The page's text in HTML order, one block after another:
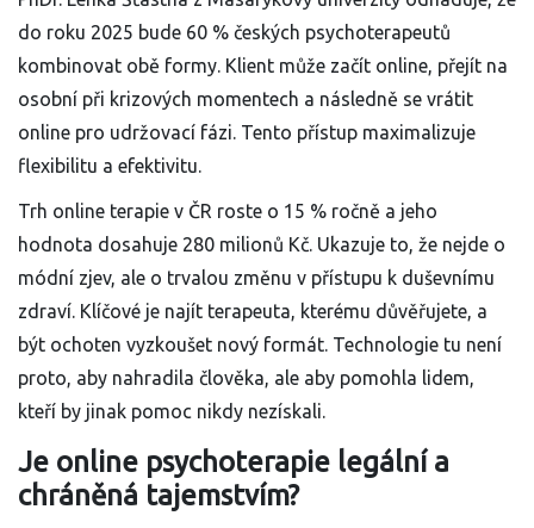
do roku 2025 bude 60 % českých psychoterapeutů
kombinovat obě formy. Klient může začít online, přejít na
osobní při krizových momentech a následně se vrátit
online pro udržovací fázi. Tento přístup maximalizuje
flexibilitu a efektivitu.
Trh online terapie v ČR roste o 15 % ročně a jeho
hodnota dosahuje 280 milionů Kč. Ukazuje to, že nejde o
módní zjev, ale o trvalou změnu v přístupu k duševnímu
zdraví. Klíčové je najít terapeuta, kterému důvěřujete, a
být ochoten vyzkoušet nový formát. Technologie tu není
proto, aby nahradila člověka, ale aby pomohla lidem,
kteří by jinak pomoc nikdy nezískali.
Je online psychoterapie legální a
chráněná tajemstvím?